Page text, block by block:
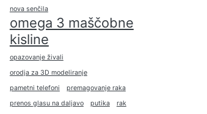
nova senčila
omega 3 maščobne
kisline
opazovanje živali
orodja za 3D modeliranje
pametni telefoni
premagovanje raka
prenos glasu na daljavo
putika
rak